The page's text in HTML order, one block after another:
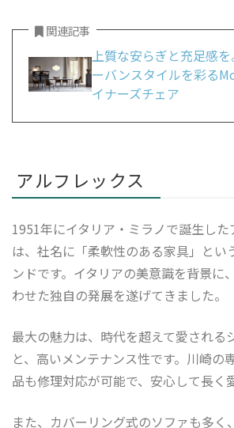
関連記事
上質な安らぎと充足感
ーバンスタイルを彩る
イナーズチェア
アルフレックス
1951年にイタリア・ミラノで誕生した
は、社名に「柔軟性のある家具」とい
ンドです。イタリアの美意識を背景に
わせた独自の発展を遂げてきました。
最大の魅力は、時代を超えて愛される
と、高いメンテナンス性です。川崎の
品も修理対応が可能で、安心して長く
また、カバーリング式のソファも多く